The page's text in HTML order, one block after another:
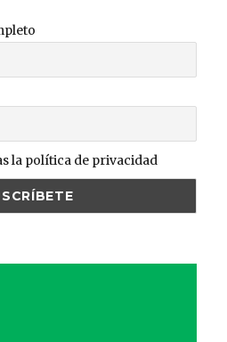
la política de privacidad